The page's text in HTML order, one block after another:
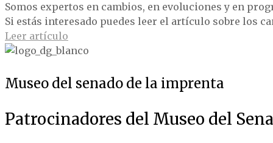
Somos expertos en cambios, en evoluciones y en
Si estás interesado puedes leer el artículo sobre los
Leer artículo
Museo del senado de la imprenta
Patrocinadores del Museo del